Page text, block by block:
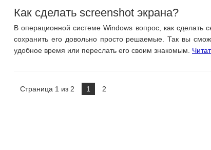
Как сделать screenshot экрана?
В операционной системе Windows вопрос, как сделать
сохранить его довольно просто решаемые. Так вы
удобное время или переслать его своим знакомым.
Страница 1 из 2 1 2